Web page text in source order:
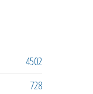
4502
728